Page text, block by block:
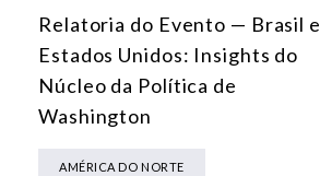
Relatoria do Evento — Brasil e
Estados Unidos: Insights do
Núcleo da Política de
Washington
AMÉRICA DO NORTE